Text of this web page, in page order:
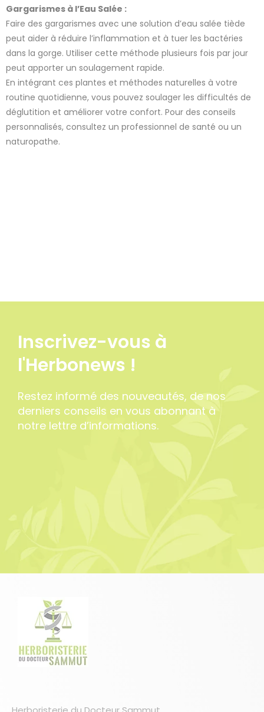
Gargarismes à l’Eau Salée :
Faire des gargarismes avec une solution d’eau salée tiède
peut aider à réduire l’inflammation et à tuer les bactéries
dans la gorge. Utiliser cette méthode plusieurs fois par jour
peut apporter un soulagement rapide.
En intégrant ces plantes et méthodes naturelles à votre
routine quotidienne, vous pouvez soulager les difficultés de
déglutition et améliorer votre confort. Pour des conseils
personnalisés, consultez un professionnel de santé ou un
naturopathe.
Inscrivez-vous à
l'Herbonews !
Restez informé des nouveautés, de nos
derniers conseils en vous abonnant à
notre lettre d’informations.